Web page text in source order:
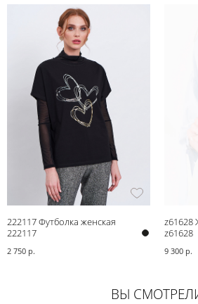
222117 Футболка женская
222117
2 750 р.
z61628
z61628
9 300 р.
ВЫ